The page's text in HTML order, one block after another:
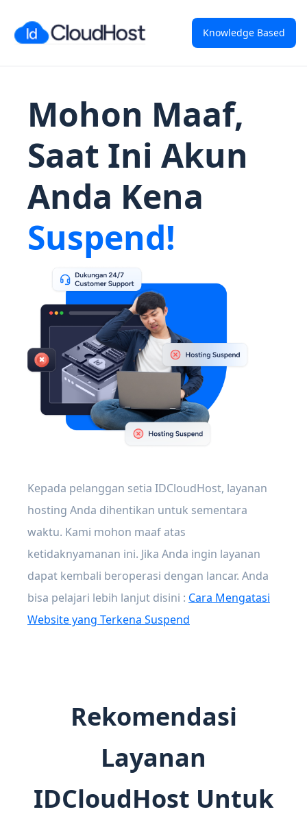
Knowledge Based
Mohon Maaf,
Saat Ini Akun
Anda Kena
Suspend!
Kepada pelanggan setia IDCloudHost, layanan
hosting Anda dihentikan untuk sementara
waktu. Kami mohon maaf atas
ketidaknyamanan ini. Jika Anda ingin layanan
dapat kembali beroperasi dengan lancar. Anda
bisa pelajari lebih lanjut disini : Cara Mengatasi
Website yang Terkena Suspend
Rekomendasi
Layanan
IDCloudHost Untuk